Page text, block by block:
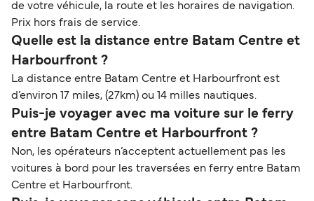
de votre véhicule, la route et les horaires de navigation.
Prix hors frais de service.
Quelle est la distance entre Batam Centre et
Harbourfront ?
La distance entre Batam Centre et Harbourfront est
d’environ 17 miles, (27km) ou 14 milles nautiques.
Puis-je voyager avec ma voiture sur le ferry
entre Batam Centre et Harbourfront ?
Non, les opérateurs n’acceptent actuellement pas les
voitures à bord pour les traversées en ferry entre Batam
Centre et Harbourfront.